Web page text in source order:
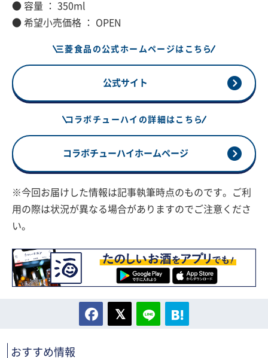
● 容量 ： 350ml
● 希望小売価格 ： OPEN
三菱食品の公式ホームページはこちら
公式サイト
コラボチューハイの詳細はこちら
コラボチューハイホームページ
※今回お届けした情報は記事執筆時点のものです。ご利
用の際は状況が異なる場合がありますのでご注意くださ
い。
おすすめ情報